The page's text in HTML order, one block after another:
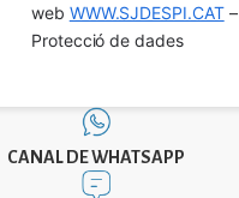
web WWW.SJDESPI.CAT –
Protecció de dades
CANAL DE WHATSAPP